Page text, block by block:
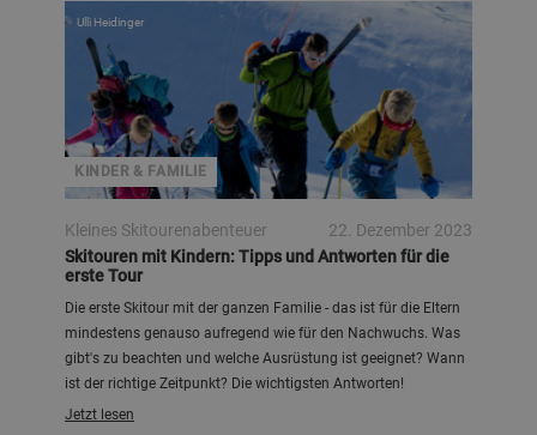
KINDER & FAMILIE
Ulli Heidinger
Kleines Skitourenabenteuer
22. Dezember 2023
Skitouren mit Kindern: Tipps und Antworten für die
erste Tour
Die erste Skitour mit der ganzen Familie - das ist für die Eltern
mindestens genauso aufregend wie für den Nachwuchs. Was
gibt's zu beachten und welche Ausrüstung ist geeignet? Wann
ist der richtige Zeitpunkt? Die wichtigsten Antworten!
Jetzt lesen